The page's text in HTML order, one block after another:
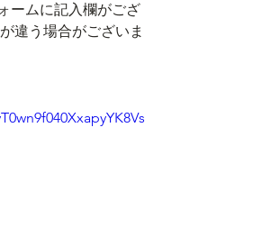
ームに記入欄がござ
違う場合がございま